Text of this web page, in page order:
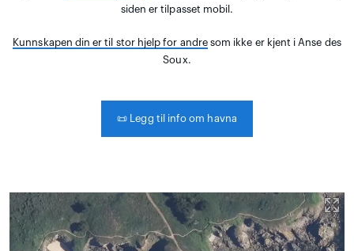
siden er tilpasset mobil.
Kunnskapen din er til stor hjelp for andresom ikke er kjent i Anse des
Soux.
📜 Legg til info om havna